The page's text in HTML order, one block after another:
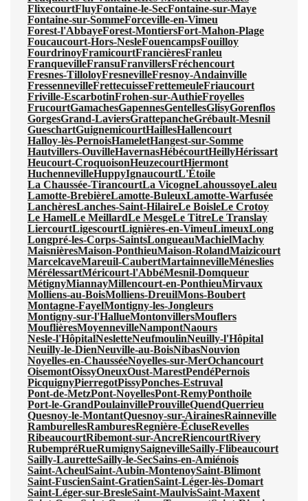
FlixecourtFluyFontaine-le-SecFontaine-sur-Maye
Fontaine-sur-SommeForceville-en-Vimeu
Forest-l'AbbayeForest-MontiersFort-Mahon-Plage
Foucaucourt-Hors-NesleFouencampsFouilloy
FourdrinoyFramicourtFrancièresFranleu
FranquevilleFransuFranvillersFréchencourt
Fresnes-TilloloyFresnevilleFresnoy-Andainville
FressennevilleFrettecuisseFrettemeuleFriaucourt
Friville-EscarbotinFrohen-sur-AuthieFroyelles
FrucourtGamachesGapennesGentellesGlisyGorenflos
GorgesGrand-LaviersGrattepancheGrébault-Mesnil
GueschartGuignemicourtHaillesHallencourt
Halloy-lès-PernoisHameletHangest-sur-Somme
Hautvillers-OuvilleHavernasHébécourtHeillyHérissart
Heucourt-CroquoisonHeuzecourtHiermont
HuchennevilleHuppyIgnaucourtL'Étoile
La Chaussée-TirancourtLa VicogneLahoussoyeLaleu
Lamotte-BrebièreLamotte-BuleuxLamotte-Warfusée
LanchèresLanches-Saint-HilaireLe BoisleLe Crotoy
Le HamelLe MeillardLe MesgeLe TitreLe Translay
LiercourtLigescourtLignières-en-VimeuLimeuxLong
Longpré-les-Corps-SaintsLongueauMachielMachy
MaisnièresMaison-PonthieuMaison-RolandMaizicourt
MarcelcaveMareuil-CaubertMartainnevilleMéneslies
MérélessartMéricourt-l'AbbéMesnil-Domqueur
MétignyMiannayMillencourt-en-PonthieuMirvaux
Molliens-au-BoisMolliens-DreuilMons-Boubert
Montagne-FayelMontigny-les-Jongleurs
Montigny-sur-l'HallueMontonvillersMouflers
MouflièresMoyennevilleNampontNaours
Nesle-l'HôpitalNesletteNeufmoulinNeuilly-l'Hôpital
Neuilly-le-DienNeuville-au-BoisNibasNouvion
Noyelles-en-ChausséeNoyelles-sur-MerOchancourt
OisemontOissyOneuxOust-MarestPendéPernois
PicquignyPierregotPissyPonches-Estruval
Pont-de-MetzPont-NoyellesPont-RemyPonthoile
Port-le-GrandPoulainvilleProuvilleQuendQuerrieu
Quesnoy-le-MontantQuesnoy-sur-AirainesRainneville
RamburellesRamburesRegnière-ÉcluseRevelles
RibeaucourtRibemont-sur-AncreRiencourtRivery
RubempréRueRumignySaignevilleSailly-Flibeaucourt
Sailly-LauretteSailly-le-SecSains-en-Amiénois
Saint-AcheulSaint-Aubin-MontenoySaint-Blimont
Saint-FuscienSaint-GratienSaint-Léger-lès-Domart
Saint-Léger-sur-BresleSaint-MaulvisSaint-Maxent